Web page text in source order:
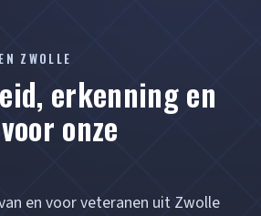
ZWOLLE
erkenning en
onze
en voor veteranen uit Zwolle